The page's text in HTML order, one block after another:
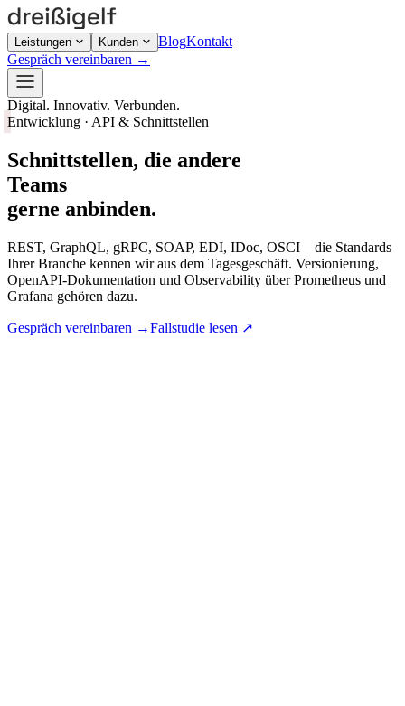
Leistungen Kunden BlogKontakt
Gespräch vereinbaren →
Digital. Innovativ. Verbunden.
Entwicklung · API & Schnittstellen
Schnittstellen, die andere
Teams
gerne anbinden.
REST, GraphQL, gRPC, SOAP, EDI, IDoc, OSCI – die Standards
Ihrer Branche kennen wir aus dem Tagesgeschäft. Versionierung,
OpenAPI-Dokumentation und Observability über Prometheus und
Grafana gehören dazu.
Gespräch vereinbaren →Fallstudie lesen ↗